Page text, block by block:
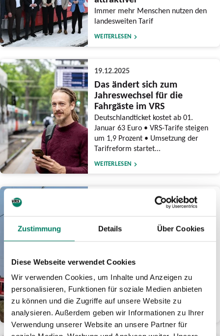
Zustimmung Details Über Cookies
Diese Webseite verwendet Cookies
Wir verwenden Cookies, um Inhalte und Anzeigen zu
personalisieren, Funktionen für soziale Medien anbieten
zu können und die Zugriffe auf unsere Website zu
analysieren. Außerdem geben wir Informationen zu Ihrer
Verwendung unserer Website an unsere Partner für
Immer mehr Menschen nutzen den
landesweiten Tarif
WEITERLESEN
19.12.2025
Das ändert sich zum
Jahreswechsel für die
Fahrgäste im VRS
Deutschlandticket kostet ab 01.
Januar 63 Euro • VRS-Tarife steigen
um 1,9 Prozent • Umsetzung der
Tarifreform startet...
WEITERLESEN
Zweite Bausperrung für
Elektronisches Stellwerk
Köln Hauptbahnhof: Bahn
plant nach intensiver
Arbeiten nach NRW-
Generalsanierungen • Terminierung
für geringstmögliche Auswirkungen
auf Fahrgäste rund um Bahnknoten...
WEITERLESEN